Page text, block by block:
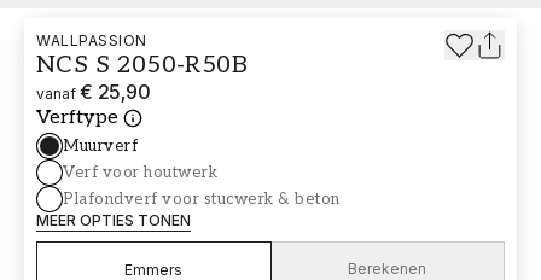
WALLPASSION
NCS S 2050-R50B
vanaf € 25,90
Verftype
Muurverf
Verf voor houtwerk
Plafondverf voor stucwerk & beton
MEER OPTIES TONEN
Emmers Berekenen